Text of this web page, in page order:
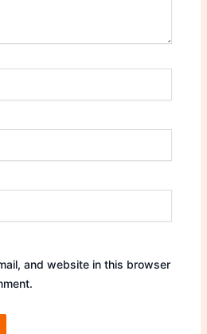
and website in this browser